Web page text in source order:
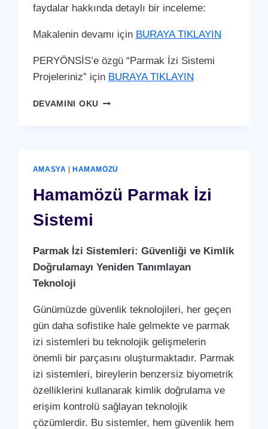
faydalar hakkında detaylı bir inceleme:
Makalenin devamı için BURAYA TIKLAYIN
PERYÖNSİS’e özgü “Parmak İzi Sistemi
Projeleriniz” için BURAYA TIKLAYIN
DEVAMINI OKUMERZIFON
AMASYA |HAMAMÖZÜ
Hamamözü Parmak İzi
Sistemi
Parmak İzi Sistemleri: Güvenliği ve Kimlik
Doğrulamayı Yeniden Tanımlayan
Teknoloji
Günümüzde güvenlik teknolojileri, her geçen
gün daha sofistike hale gelmekte ve parmak
izi sistemleri bu teknolojik gelişmelerin
önemli bir parçasını oluşturmaktadır. Parmak
izi sistemleri, bireylerin benzersiz biyometrik
özelliklerini kullanarak kimlik doğrulama ve
erişim kontrolü sağlayan teknolojik
çözümlerdir. Bu sistemler, hem güvenlik hem